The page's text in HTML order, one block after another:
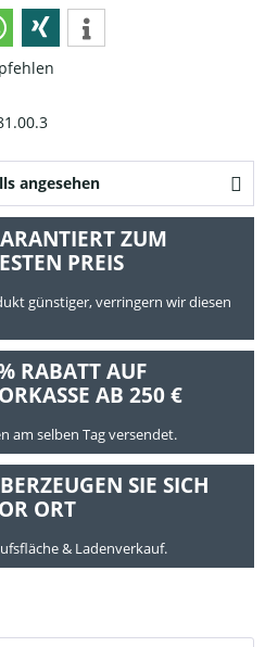
angesehen
ZUM
PREIS
günstiger, verringern wir diesen
RABATT AUF
AB 250 €
am selben Tag versendet.
SIE SICH
ORT
& Ladenverkauf.